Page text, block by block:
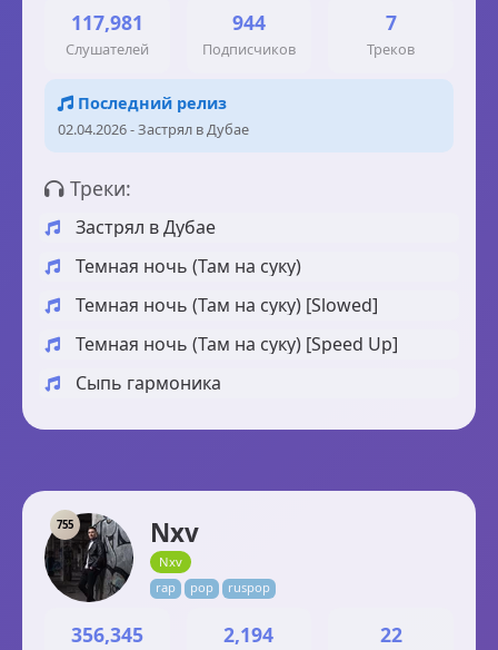
117,981
Слушателей
944
Подписчиков
7
Треков
Последний релиз
02.04.2026 - Застрял в Дубае
Треки:
Застрял в Дубае
Темная ночь (Там на суку)
Темная ночь (Там на суку) [Slowed]
Темная ночь (Там на суку) [Speed Up]
Сыпь гармоника
755 Nxv
Nxv
rap
pop ruspop
356,345 2,194 22